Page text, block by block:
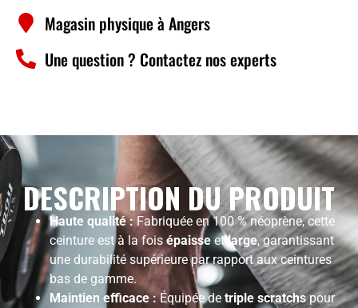
Magasin physique à Angers
Une question ? Contactez nos experts
DESCRIPTION DU PRODUIT
Haute qualité :Fabriquée en 100 % néoprène, cette
ceinture est à la foisépaisse etlarge, garantissant
une durabilité supérieure par rapport aux ceintures
bas de gamme.
Maintien efficace :Équipée detriple scratchspour